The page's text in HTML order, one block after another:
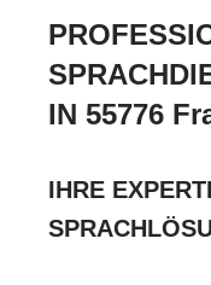
IN 55776
IHRE